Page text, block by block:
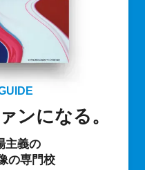
ンになる。
主義の
の専門校